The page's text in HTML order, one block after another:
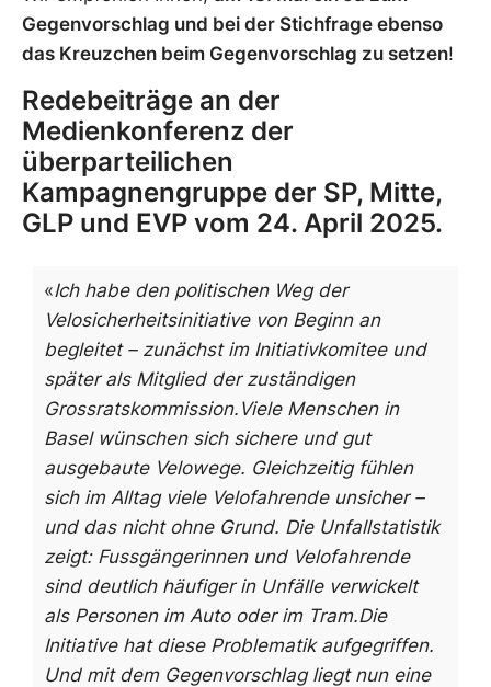
Gegenvorschlag und bei der Stichfrage ebenso
das Kreuzchen beim Gegenvorschlag zu setzen!
Redebeiträge an der
Medienkonferenz der
überparteilichen
Kampagnengruppe der SP, Mitte,
GLP und EVP vom 24. April 2025.
«Ich habe den politischen Weg der
Velosicherheitsinitiative von Beginn an
begleitet – zunächst im Initiativkomitee und
später als Mitglied der zuständigen
Grossratskommission. Viele Menschen in
Basel wünschen sich sichere und gut
ausgebaute Velowege. Gleichzeitig fühlen
sich im Alltag viele Velofahrende unsicher –
und das nicht ohne Grund. Die Unfallstatistik
zeigt: Fussgängerinnen und Velofahrende
sind deutlich häufiger in Unfälle verwickelt
als Personen im Auto oder im Tram.Die
Initiative hat diese Problematik aufgegriffen.
Und mit dem Gegenvorschlag liegt nun eine